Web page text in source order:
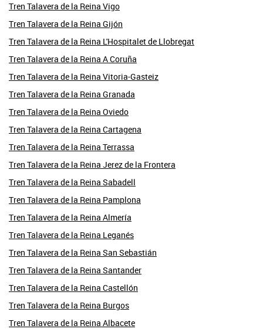
Tren Talavera de la Reina Vigo
Tren Talavera de la Reina Gijón
Tren Talavera de la Reina L'Hospitalet de Llobregat
Tren Talavera de la Reina A Coruña
Tren Talavera de la Reina Vitoria-Gasteiz
Tren Talavera de la Reina Granada
Tren Talavera de la Reina Oviedo
Tren Talavera de la Reina Cartagena
Tren Talavera de la Reina Terrassa
Tren Talavera de la Reina Jerez de la Frontera
Tren Talavera de la Reina Sabadell
Tren Talavera de la Reina Pamplona
Tren Talavera de la Reina Almería
Tren Talavera de la Reina Leganés
Tren Talavera de la Reina San Sebastián
Tren Talavera de la Reina Santander
Tren Talavera de la Reina Castellón
Tren Talavera de la Reina Burgos
Tren Talavera de la Reina Albacete